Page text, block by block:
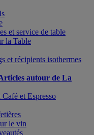
et service de table
la Table
et récipients isothermes
autour de La
Café et Espresso
le vin